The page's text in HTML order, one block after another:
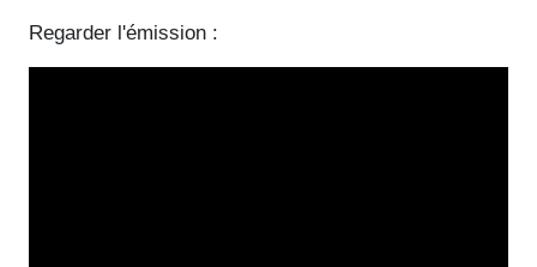
Regarder l'émission :